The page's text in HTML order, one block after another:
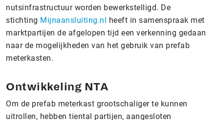
nutsinfrastructuur worden bewerkstelligd. De
stichting Mijnaansluiting.nl heeft in samenspraak met
marktpartijen de afgelopen tijd een verkenning gedaan
naar de mogelijkheden van het gebruik van prefab
meterkasten.
Ontwikkeling NTA
Om de prefab meterkast grootschaliger te kunnen
uitrollen, hebben tiental partijen, aangesloten